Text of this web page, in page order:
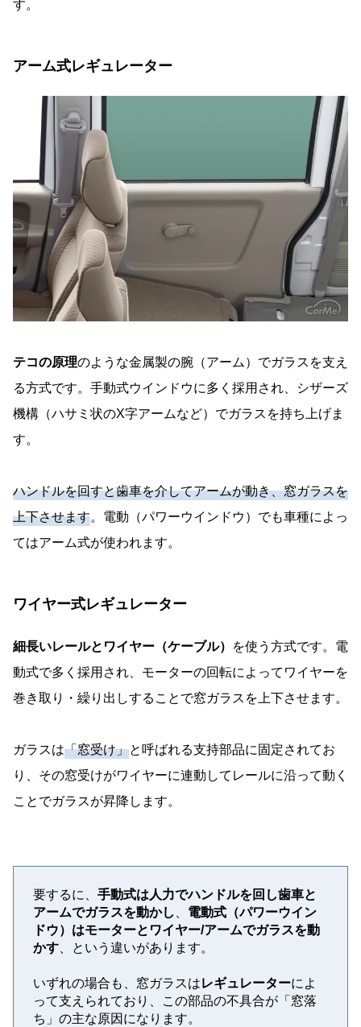
す。
アーム式レギュレーター
テコの原理のような金属製の腕（アーム）でガラスを支え
る方式です。手動式ウインドウに多く採用され、シザーズ
機構（ハサミ状のX字アームなど）でガラスを持ち上げま
す。
ハンドルを回すと歯車を介してアームが動き、窓ガラスを
上下させます。電動（パワーウインドウ）でも車種によっ
てはアーム式が使われます。
ワイヤー式レギュレーター
細長いレールとワイヤー（ケーブル）
を使う方式です。電
動式で多く採用され、モーターの回転によってワイヤーを
巻き取り・繰り出しすることで窓ガラスを上下させます。
ガラスは「窓受け」と呼ばれる支持部品に固定されてお
り、その窓受けがワイヤーに連動してレールに沿って動く
ことでガラスが昇降します。
要するに、 手動式は人力でハンドルを回し歯車と
アームでガラスを動かし
電動式（パワーウイン
ドウ）はモーターとワイヤー/アームでガラスを動
かす 、という違いがあります。
いずれの場合も、窓ガラスはレギュレーターによ
って支えられており、この部品の不具合が「窓落
ち」の主な原因になります。